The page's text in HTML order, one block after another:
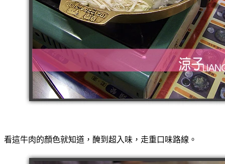
看這牛肉的顏色就知道，醃到超入味，走重口味路線。